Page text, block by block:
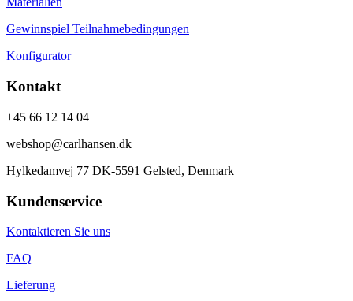
Gewinnspiel Teilnahmebedingungen
Konfigurator
Kontakt
+45 66 12 14 04
webshop@carlhansen.dk
Hylkedamvej 77 DK-5591 Gelsted, Denmark
Kundenservice
Kontaktieren Sie uns
FAQ
Lieferung